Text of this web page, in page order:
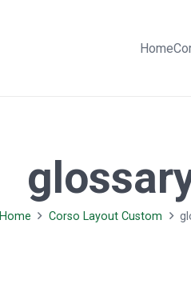
Home
Home Corso Layout Custom